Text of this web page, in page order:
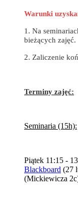
Warunki
1. Na
bieżących zajęć.
2. Zaliczenie
Terminy zajęć:
Seminaria (15h):
Piątek 11:15 -
Blackboard (27
(Mickiewicza